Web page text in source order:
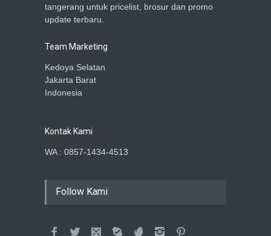
tangerang untuk pricelist, brosur dan promo
update terbaru.
Team Marketing
Kedoya Selatan
Jakarta Barat
Indonesia
Kontak Kami
WA : 0857-1434-4513
Follow Kami